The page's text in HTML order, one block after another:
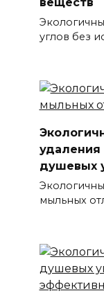
углов без
душевых
мыльных